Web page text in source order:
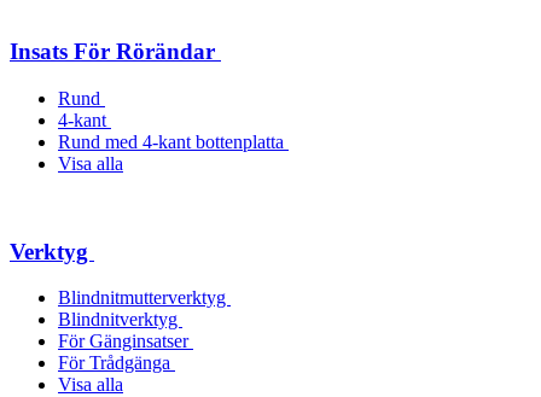
Insats För Rörändar
Rund
4-kant
Rund med 4-kant bottenplatta
Visa alla
Verktyg
Blindnitmutterverktyg
Blindnitverktyg
För Gänginsatser
För Trådgänga
Visa alla